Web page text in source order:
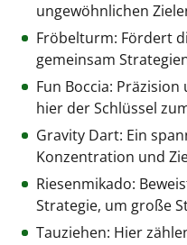
ungewöhnlichen
Fröbelturm: Fördert
gemeinsam
Fun Boccia:
hier der Schlüssel
Gravity Dart: Ein
Konzentration und
Riesenmikado:
Strategie, um große
Tauziehen: Hier